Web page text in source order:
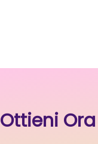
Ottieni